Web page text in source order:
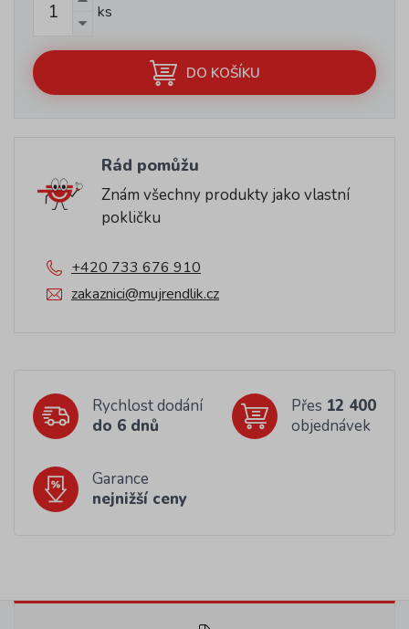
ks
DO KOŠÍKU
Rád pomůžu
Znám všechny produkty jako vlastní
pokličku
+420 733 676 910
zakaznici@mujrendlik.cz
Rychlost dodání
do 6 dnů
Přes 12 400
objednávek
Garance
nejnižší ceny